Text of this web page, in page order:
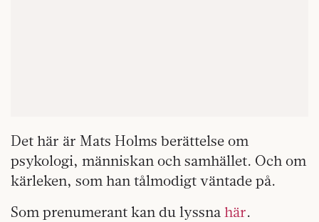
Det här är Mats Holms berättelse om
psykologi, människan och samhället. Och om
kärleken, som han tålmodigt väntade på.
Som prenumerant kan du lyssna här.